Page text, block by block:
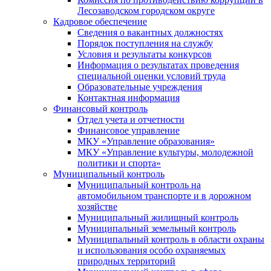
Лесозаводском городском округе
Кадровое обеспечение
Сведения о вакантных должностях
Порядок поступления на службу
Условия и результаты конкурсов
Информация о результатах проведения
специальной оценки условий труда
Образовательные учреждения
Контактная информация
Финансовый контроль
Отдел учета и отчетности
Финансовое управление
МКУ «Управление образования»
МКУ «Управление культуры, молодежной
политики и спорта»
Муниципальный контроль
Муниципальный контроль на
автомобильном транспорте и в дорожном
хозяйстве
Муниципальный жилищный контроль
Муниципальный земельный контроль
Муниципальный контроль в области охраны
и использования особо охраняемых
природных территорий